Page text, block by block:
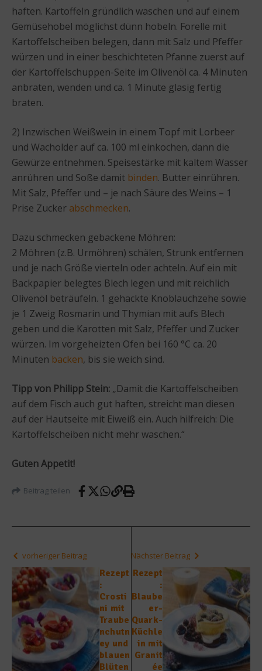
haften. Kartoffeln gründlich waschen und auf einem
Gemüsehobel möglichst dünn hobeln. Forelle mit
Kartoffelscheiben belegen, dann mit Salz und Pfeffer
würzen und in einer beschichteten Pfanne zuerst auf
der Kartoffelschuppen-Seite im Olivenöl ca. 4 Minuten
anbraten, wenden und ca. 1 Minute glasig fertig
braten.
2) Inzwischen Weißwein in einem Topf mit Lorbeer
und Wacholder auf ca. 100 ml einkochen, dann die
Gewürze entnehmen. Speisestärke mit kaltem Wasser
anrühren und Soße damit binden. Butter einrühren.
Mit Salz, Pfeffer und – je nach Säure des Weins – 1
Prise Zucker abschmecken.
Dazu schmecken gebackene Möhren:
2 Möhren (z.B. Urmöhren) schälen, Strunk entfernen
und je nach Größe vierteln oder achteln. Auf ein mit
Backpapier belegtes Blech legen und mit reichlich
Olivenöl beträufeln. 1 gehackte Knoblauchzehe sowie
je 1 Zweig Rosmarin und Thymian mit aufs Blech
geben und die Karotten mit Salz, Pfeffer und Zucker
würzen. Im vorgeheizten Ofen bei 160 °C ca. 20
Minuten backen, bis sie weich sind.
Tipp von Philipp Stein: „Damit die Kartoffelscheiben
auf dem Fisch auch gut haften, streicht man diesen
auf der Hautseite mit Eiweiß ein. Auch hilfreich: Die
Kartoffelscheiben nicht mehr waschen.“
Guten Appetit!
Beitrag teilen
vorheriger Beitrag
Rezept
:
Crosti
ni mit
Traube
nchutn
ey und
blauen
Blüten
Nächster Beitrag
Rezept
:
Blaube
er-
Quark-
Küchle
in mit
Granit
ée